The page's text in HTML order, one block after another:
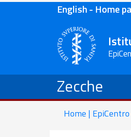
English - Home
Zecche
Home | EpiCentro